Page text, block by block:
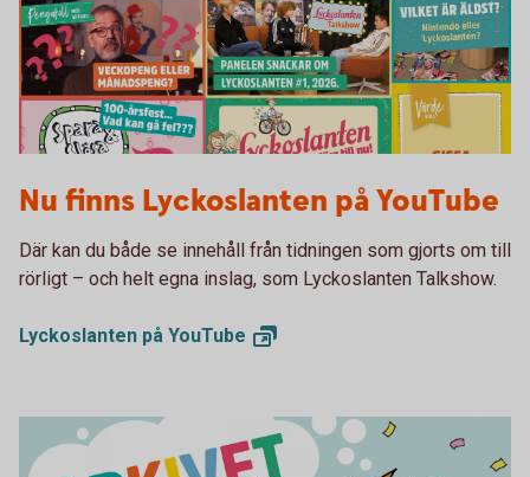
Nu finns Lyckoslanten på YouTube
Där kan du både se innehåll från tidningen som gjorts om till
rörligt – och helt egna inslag, som Lyckoslanten Talkshow.
Lyckoslanten på YouTube